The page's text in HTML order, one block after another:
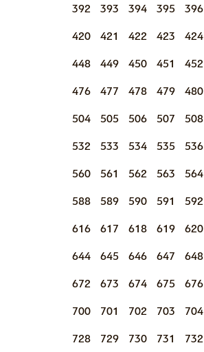
392 393 394 395 396
420 421 422 423 424
448 449 450 451 452
476 477 478 479 480
504 505 506 507 508
532 533 534 535 536
560 561 562 563 564
588 589 590 591 592
616 617 618 619 620
644 645 646 647 648
672 673 674 675 676
700 701 702 703 704
728 729 730 731 732